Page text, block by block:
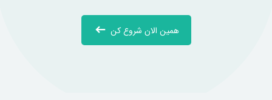
همین الان شروع کن